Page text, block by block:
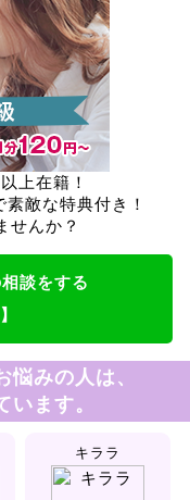
上在籍！
敵な特典付き！
せんか？
談をする
悩みの人は、
います。
キララ